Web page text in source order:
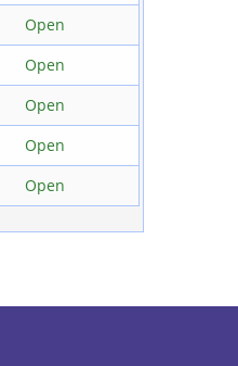
Open
Open
Open
Open
Open